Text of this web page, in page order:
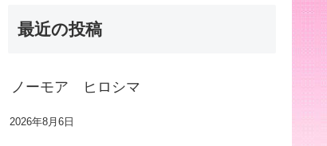
最近の投稿
ノーモア ヒロシマ
2026年8月6日